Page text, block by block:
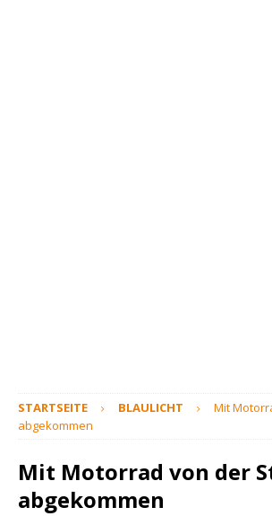
STARTSEITE BLAULICHT
Mit
abgekommen
Mit Motorrad von der
abgekommen